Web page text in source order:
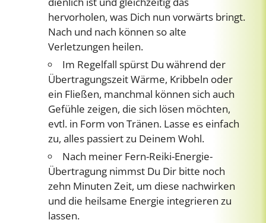
hervorholen, was Dich nun vorwärts bringt.
Nach und nach können so alte
Verletzungen heilen.
Im Regelfall spürst Du während der
Übertragungszeit Wärme, Kribbeln oder
ein Fließen, manchmal können sich auch
Gefühle zeigen, die sich lösen möchten,
evtl. in Form von Tränen. Lasse es einfach
zu, alles passiert zu Deinem Wohl.
Nach meiner Fern-Reiki-Energie-
Übertragung nimmst Du Dir bitte noch
zehn Minuten Zeit, um diese nachwirken
und die heilsame Energie integrieren zu
lassen.